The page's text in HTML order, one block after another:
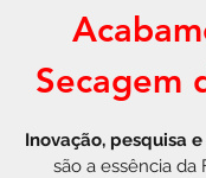
Secagem
Inovação, pesquisa
são a essência da